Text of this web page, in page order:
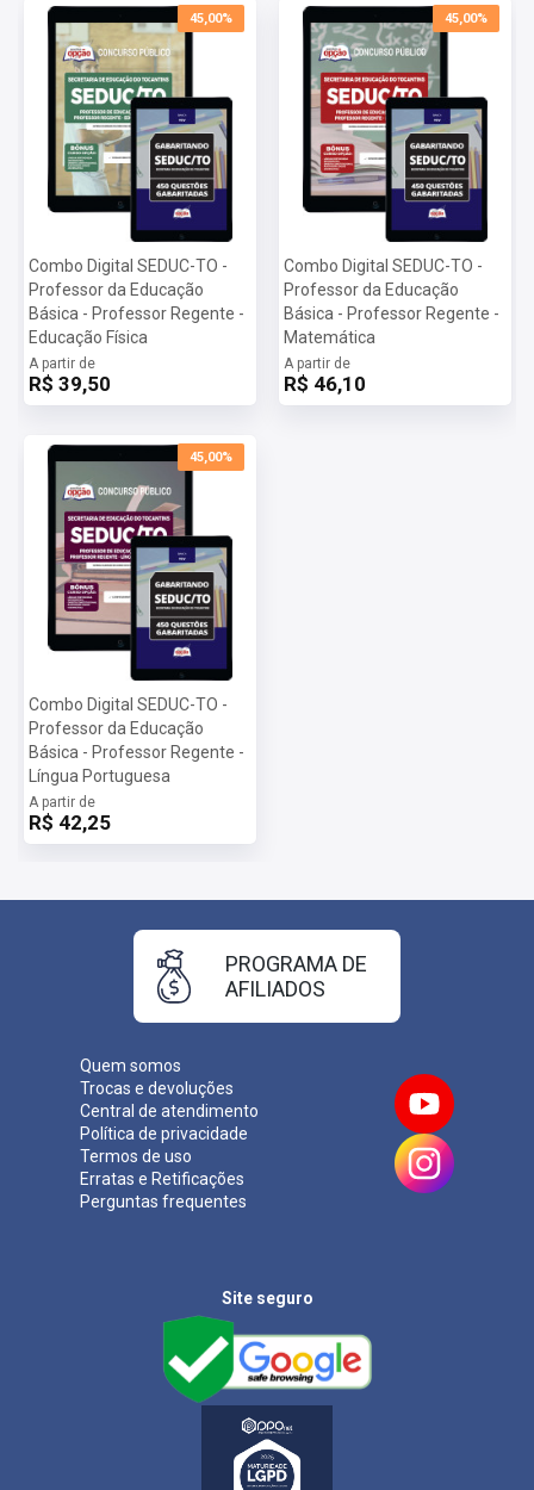
45,00%
Combo Digital SEDUC-TO -
Professor da Educação
Básica - Professor Regente -
Educação Física
A partir de
R$ 39,50
45,00%
Combo Digital SEDUC-TO -
Professor da Educação
Básica - Professor Regente -
Matemática
A partir de
R$ 46,10
45,00%
Combo Digital SEDUC-TO -
Professor da Educação
Básica - Professor Regente -
Língua Portuguesa
A partir de
R$ 42,25
Quem somos
Trocas e devoluções
Central de atendimento
Política de privacidade
Termos de uso
Erratas e Retificações
Perguntas frequentes
PROGRAMA DE
AFILIADOS
Site seguro